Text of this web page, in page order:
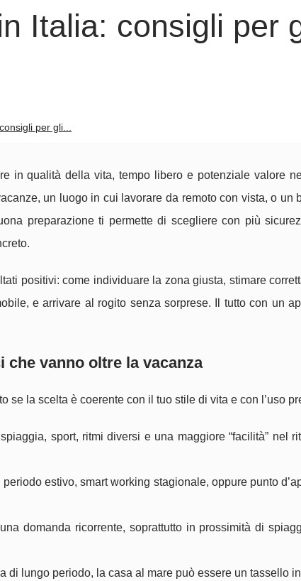
Italia: consigli per
per gli...
in qualità della vita, tempo libero e potenziale valore
un luogo in cui lavorare da remoto con vista, o un
preparazione ti permette di scegliere con più
positivi: come individuare la zona giusta, stimare
e arrivare al rogito senza sorprese. Il tutto con un
che vanno oltre la vacanza
se la scelta è coerente con il tuo stile di vita e con l’uso
sport, ritmi diversi e una maggiore “facilità” nel
estivo, smart working stagionale, oppure punto
domanda ricorrente, soprattutto in prossimità di
di lungo periodo, la casa al mare può essere un tassello